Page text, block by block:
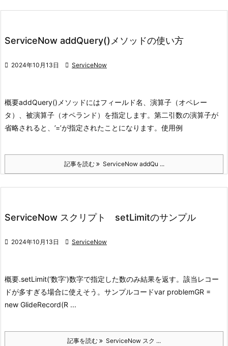
ServiceNow addQuery()メソッドの使い方
 2024年10月13日  ServiceNow
概要addQuery()メソッドにはフィールド名、演算子（オペレー
タ）、 被演算子（オペランド）を指定します。第二引数の演算子が
省略されると、 ’=’が指定されたことになります。 使用例
記事を読む ServiceNow addQu ...
ServiceNow スクリプト setLimitのサンプル
 2024年10月13日  ServiceNow
概要.setLimit(‘数字’)数字で指定した数のみ結果を返す。該当レコー
ドが多すぎる場合に使えそう。 サンプルコードvar problemGR =
new GlideRecord(R ...
記事を読む ServiceNow スク ...